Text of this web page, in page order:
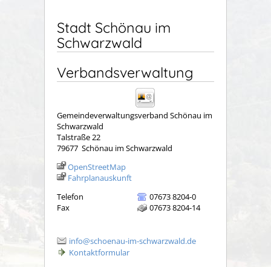
Stadt Schönau im
Schwarzwald
Verbandsverwaltung
Gemeindeverwaltungsverband Schönau im
Schwarzwald
Talstraße 22
79677 Schönau im Schwarzwald
OpenStreetMap
Fahrplanauskunft
Telefon
07673 8204-0
Fax
07673 8204-14
info@schoenau-im-schwarzwald.de
Kontaktformular